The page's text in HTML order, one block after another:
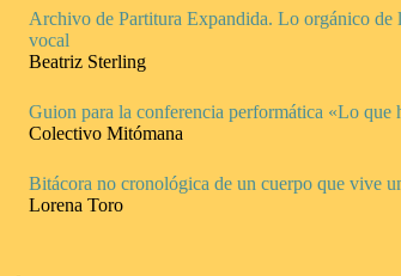
Archivo de Partitura Expandida. Lo orgánico de
vocal
Beatriz Sterling
Guion para la conferencia performática «Lo que
Colectivo Mitómana
Bitácora no cronológica de un cuerpo que vive
Lorena Toro